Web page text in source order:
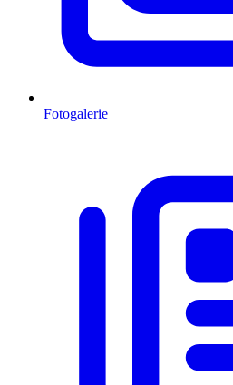
Fotogalerie